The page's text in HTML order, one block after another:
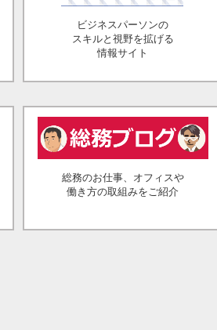
ビジネスパーソンの
スキルと視野を拡げる
情報サイト
総務のお仕事、オフィスや
働き方の取組みをご紹介